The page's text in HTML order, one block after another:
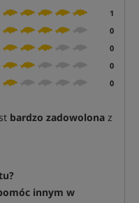
1
0
0
0
0
bardzo zadowolona z
innym w